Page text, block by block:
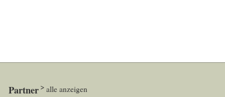
Partner alle anzeigen